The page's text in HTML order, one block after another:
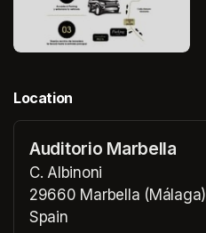
Location
Auditorio Marbella
C. Albinoni
29660 Marbella (Málaga)
Spain